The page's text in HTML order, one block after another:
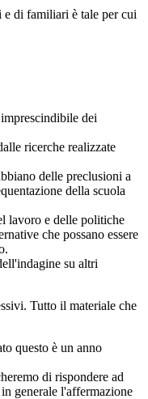
di familiari è tale per cui
dei
ricerche realizzate
delle preclusioni a
della scuola
lavoro e delle politiche
che possano essere
su altri
Tutto il materiale che
questo è un anno
di rispondere ad
generale l'affermazione